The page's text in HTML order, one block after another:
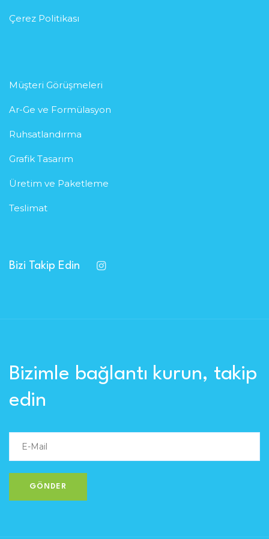
Çerez Politikası
Müşteri Görüşmeleri
Ar-Ge ve Formülasyon
Ruhsatlandırma
Grafik Tasarım
Üretim ve Paketleme
Teslimat
Bizi Takip Edin
Bizimle bağlantı kurun, takip
edin